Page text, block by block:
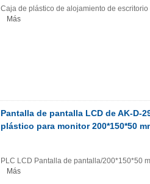
Caja de plástico de alojamiento de
Más
Pantalla de pantalla LCD de AK-D-
plástico para monitor 200*150*50
PLC LCD Pantalla de pantalla/200*150*50
Más